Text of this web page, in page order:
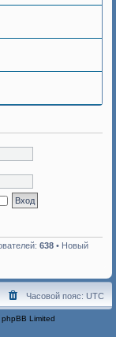
638 • Новый
Часовой пояс: UTC
Limited